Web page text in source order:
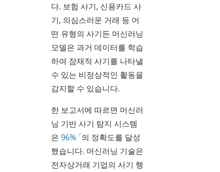
다. 보험 사기, 신용카드 사
기, 의심스러운 거래 등 어
떤 유형의 사기든 머신러닝
모델은 과거 데이터를 학습
하여 잠재적 사기를 나타낼
수 있는 비정상적인 활동을
감지할 수 있습니다.
한 보고서에 따르면 머신러
닝 기반 사기 탐지 시스템
은 96% 의 정확도를 달성
했습니다. 머신러닝 기술은
전자상거래 기업의 사기 행